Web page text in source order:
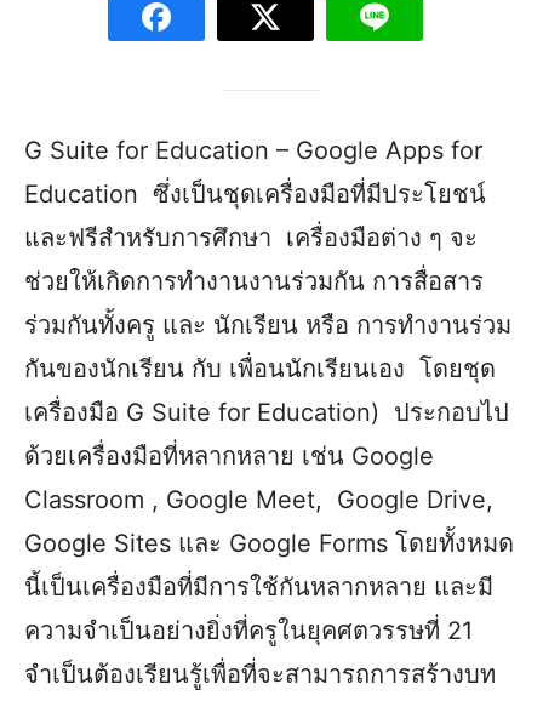
G Suite for Education – Google Apps for
Education ซึ่งเป็นชุดเครื่องมือที่มีประโยชน์
และฟรีสำหรับการศึกษา เครื่องมือต่าง ๆ จะ
ช่วยให้เกิดการทำงานงานร่วมกัน การสื่อสาร
ร่วมกันทั้งครู และ นักเรียน หรือ การทำงานร่วม
กันของนักเรียน กับ เพื่อนนักเรียนเอง โดยชุด
เครื่องมือ G Suite for Education) ประกอบไป
ด้วยเครื่องมือที่หลากหลาย เช่น Google
Classroom , Google Meet, Google Drive,
Google Sites และ Google Forms โดยทั้งหมด
นี้เป็นเครื่องมือที่มีการใช้กันหลากหลาย และมี
ความจำเป็นอย่างยิ่งที่ครูในยุคศตวรรษที่ 21
จำเป็นต้องเรียนรู้เพื่อที่จะสามารถการสร้างบท